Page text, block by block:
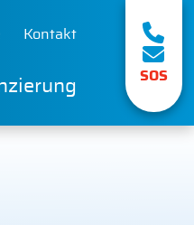
Kontakt
SOS